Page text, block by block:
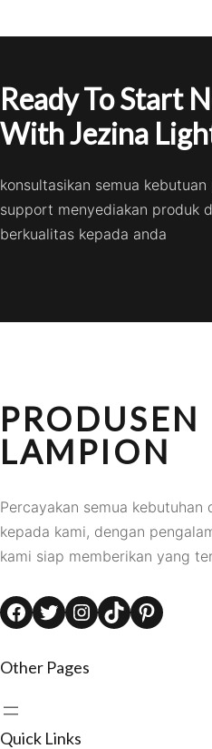
Ready To Start
With Jezina
konsultasikan semua
support menyediakan produk
berkualitas kepada anda
PRODUSEN
LAMPION
Percayakan semua kebutuhan
kepada kami, dengan
kami siap memberikan yang
Facebook Twitter Instagram TikTok Pinterest
Other Pages
Quick Links